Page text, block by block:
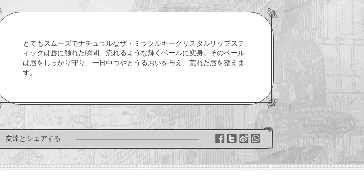
とてもスムーズでナチュラルなザ・ミラクルキークリスタルリップステ
ィックは唇に触れた瞬間、流れるような輝くベールに変身。そのベール
は唇をしっかり守り、一日中つやとうるおいを与え、荒れた唇を整えま
す。
友達とシェアする